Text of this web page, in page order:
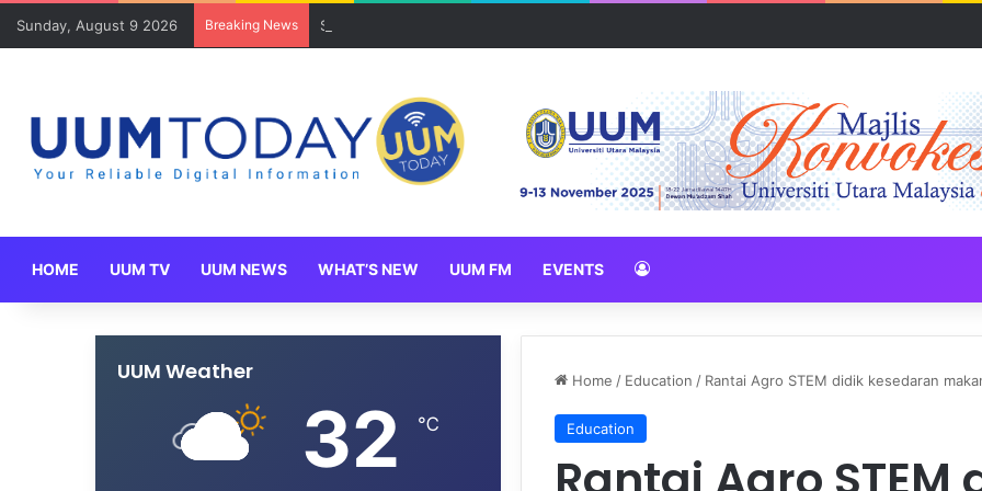
Sunday, August 9 2026 Breaking News Se-Budi Hasanah catat 3 pencapaian membanggakan sejak Mei 2025
HOME UUM TV UUM NEWS WHAT’S NEW UUM FM EVENTS
Home / Education / Rantai Agro STEM didik kesedaran
Education
UUM Weather
32 ℃